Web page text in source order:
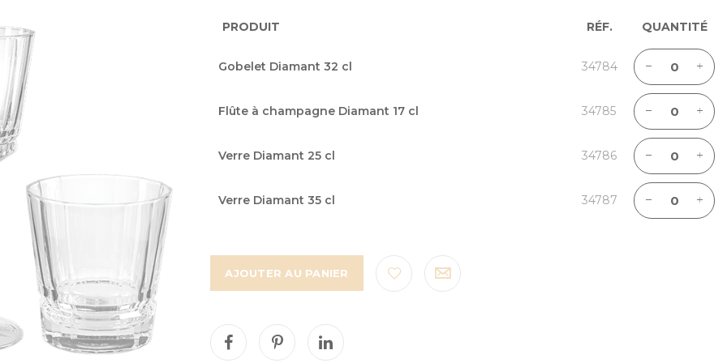
du
groupé
PRODUIT RÉF. QUANTITÉ
Gobelet Diamant 32 cl 34784
Flûte à champagne Diamant 17 cl 34785
Verre Diamant 25 cl 34786
Verre Diamant 35 cl 34787
AJOUTER AU PANIER